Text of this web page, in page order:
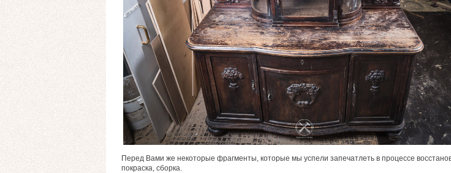
Перед Вами же некоторые фрагменты, которые мы успели запечатлеть в процессе
покраска, сборка.